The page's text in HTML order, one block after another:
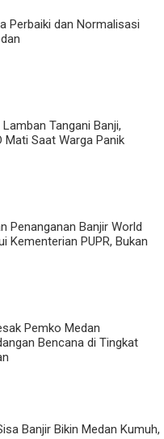
Perbaiki dan Normalisasi
Tangani Banji,
Mati Saat Warga Panik
Penanganan Banjir World
Kementerian PUPR, Bukan
Pemko Medan
Bencana di Tingkat
Banjir Bikin Medan Kumuh,